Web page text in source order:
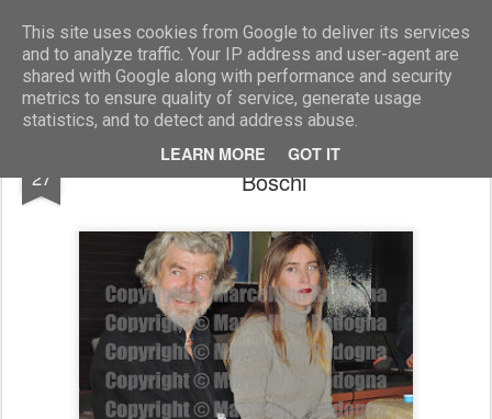
This site uses cookies from Google to deliver its services
and to analyze traffic. Your IP address and user-agent are
shared with Google along with performance and security
metrics to ensure quality of service, generate usage
statistics, and to detect and address abuse.
LEARN MORE GOT IT
Marcellino Radogna - Fotonotizie per la stampa
27
Reinhold Messner e on.Maria Elena
Boschi